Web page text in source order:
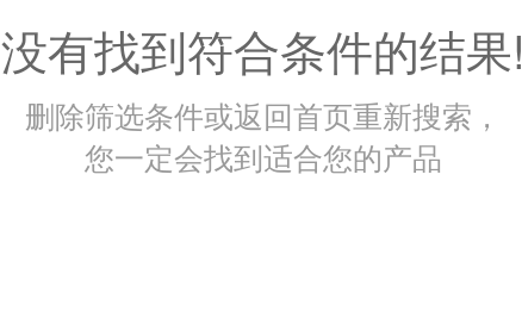
没有找到符合条件的结果!
删除筛选条件或返回首页重新搜索，
您一定会找到适合您的产品